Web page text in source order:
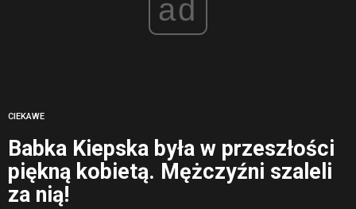
ad
CIEKAWE
Babka Kiepska była w przeszłości
piękną kobietą. Mężczyźni szaleli
za nią!